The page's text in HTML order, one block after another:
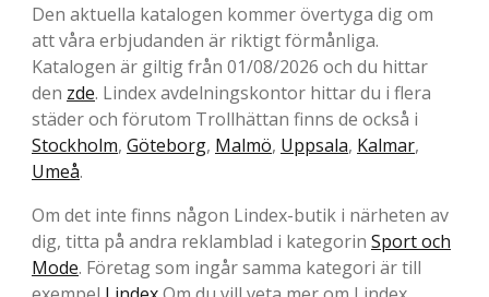
Den aktuella katalogen kommer övertyga dig om
att våra erbjudanden är riktigt förmånliga.
Katalogen är giltig från 01/08/2026 och du hittar
den zde. Lindex avdelningskontor hittar du i flera
städer och förutom Trollhättan finns de också i
Stockholm, Göteborg, Malmö, Uppsala, Kalmar,
Umeå.
Om det inte finns någon Lindex-butik i närheten av
dig, titta på andra reklamblad i kategorin Sport och
Mode. Företag som ingår samma kategori är till